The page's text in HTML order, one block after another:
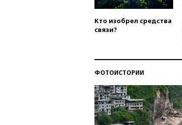
Кто изобрел средства
связи?
ФОТОИСТОРИИ